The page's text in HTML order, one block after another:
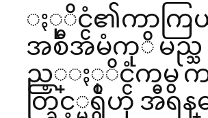
ႏုိင္ငံ၏ကာကြ
အစီအမံကုိ မည္သ
ည့္ႏုိင္ငံကမွ
တ္ခြင့္မရွိဟု အီရ